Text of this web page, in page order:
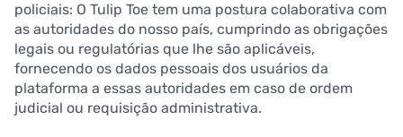
policiais: O Tulip Toe tem uma postura colaborativa com
as autoridades do nosso país, cumprindo as obrigações
legais ou regulatórias que lhe são aplicáveis,
fornecendo os dados pessoais dos usuários da
plataforma a essas autoridades em caso de ordem
judicial ou requisição administrativa.